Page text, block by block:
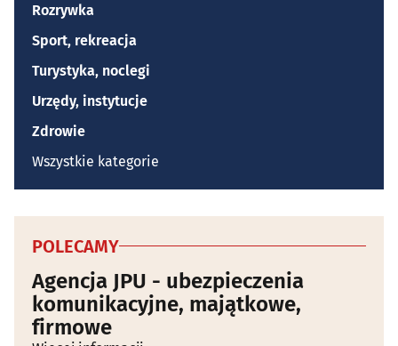
Rozrywka
Sport, rekreacja
Turystyka, noclegi
Urzędy, instytucje
Zdrowie
Wszystkie kategorie
POLECAMY
Agencja JPU - ubezpieczenia
komunikacyjne, majątkowe,
firmowe